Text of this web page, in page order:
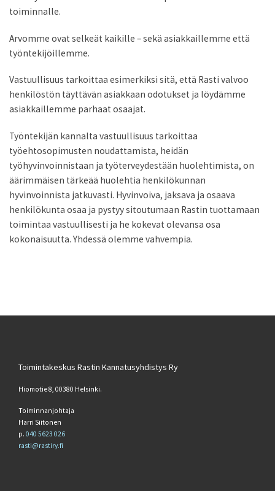
toiminnalle.
Arvomme ovat selkeät kaikille – sekä asiakkaillemme että
työntekijöillemme.
Vastuullisuus tarkoittaa esimerkiksi sitä, että Rasti valvoo
henkilöstön täyttävän asiakkaan odotukset ja löydämme
asiakkaillemme parhaat osaajat.
Työntekijän kannalta vastuullisuus tarkoittaa
työehtosopimusten noudattamista, heidän
työhyvinvoinnistaan ja työterveydestään huolehtimista, on
äärimmäisen tärkeää huolehtia henkilökunnan
hyvinvoinnista jatkuvasti. Hyvinvoiva, jaksava ja osaava
henkilökunta osaa ja pystyy sitoutumaan Rastin tuottamaan
toimintaa vastuullisesti ja he kokevat olevansa osa
kokonaisuutta. Yhdessä olemme vahvempia.
Toimintakeskus Rastin Kannatusyhdistys Ry
Hiomotie 8, 00380 Helsinki.
Toiminnanjohtaja
Harri Siitonen
p. 040 5623 026
rasti@rastiry.fi